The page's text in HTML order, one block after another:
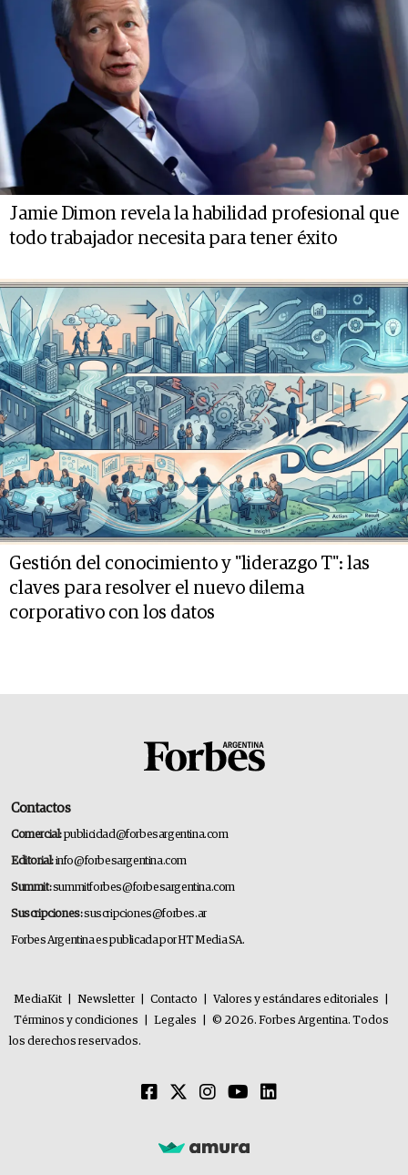
Jamie Dimon revela la habilidad profesional que
todo trabajador necesita para tener éxito
Gestión del conocimiento y "liderazgo T": las
claves para resolver el nuevo dilema
corporativo con los datos
Contactos
Comercial:publicidad@forbesargentina.com
Editorial:info@forbesargentina.com
Summit:summitforbes@forbesargentina.com
Suscripciones:suscripciones@forbes.ar
Forbes Argentina es publicada por HT Media SA.
MediaKit Newsletter Contacto Valores y estándares editoriales
Términos y condiciones
Legales
© 2026. Forbes Argentina. Todos
los derechos reservados.